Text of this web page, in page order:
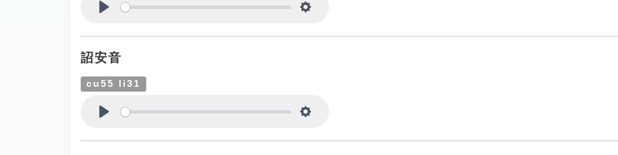
詔安音
cu55 li31